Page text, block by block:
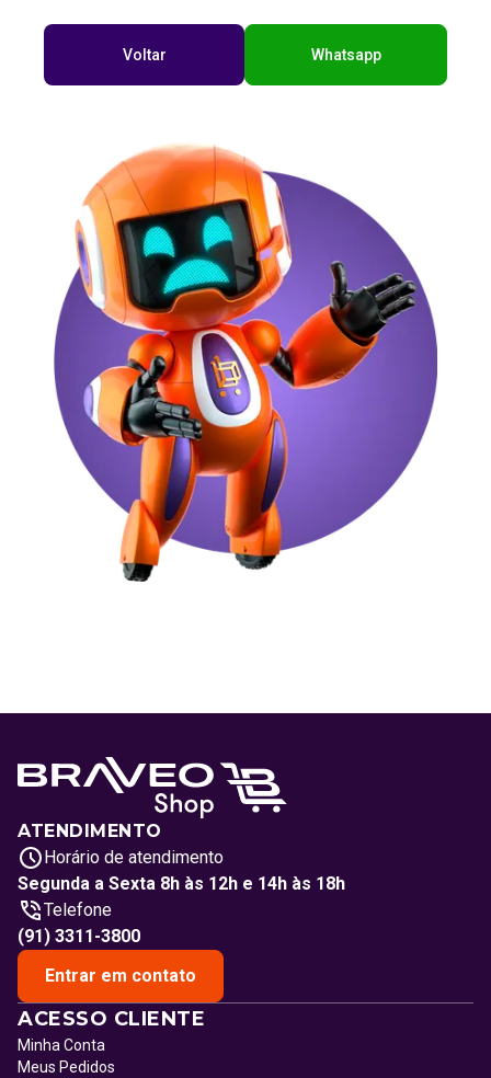
Voltar Whatsapp
ATENDIMENTO
Horário de atendimento
Segunda a Sexta 8h às 12h e 14h às 18h
Telefone
(91) 3311-3800
Entrar em contato
ACESSO CLIENTE
Minha Conta
Meus Pedidos